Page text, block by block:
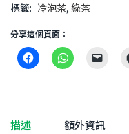
標籤: 冷泡茶, 綠茶
分享這個頁面：
描述 額外資訊